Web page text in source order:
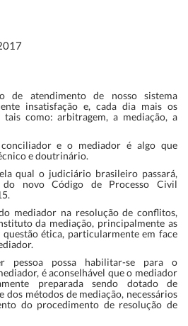
de atendimento de nosso sistema
insatisfação e, cada dia mais os
tais como: arbitragem, a mediação, a
e o mediador é algo que
e doutrinário.
qual o judiciário brasileiro passará,
novo Código de Processo Civil
.
mediador na resolução de conflitos,
da mediação, principalmente as
questão ética, particularmente em face
pessoa possa habilitar-se para o
é aconselhável que o mediador
preparada sendo dotado de
dos métodos de mediação, necessários
do procedimento de resolução de